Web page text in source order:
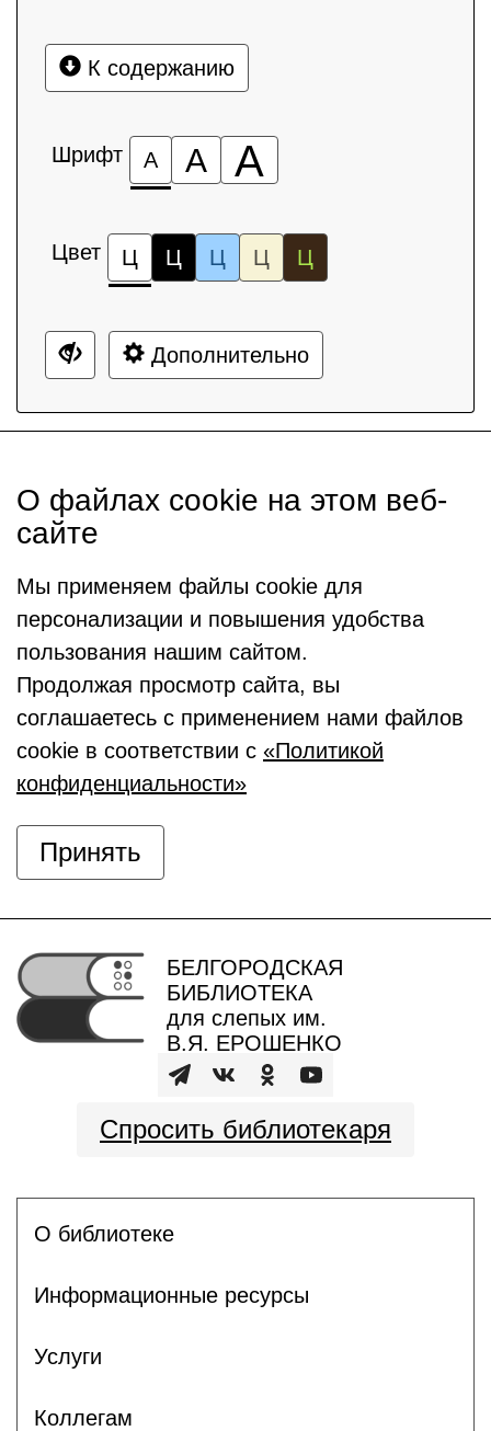
К содержанию
Шрифт А А А
Цвет Ц Ц Ц Ц Ц
Дополнительно
О файлах cookie на этом веб-
сайте
Мы применяем файлы cookie для
персонализации и повышения удобства
пользования нашим сайтом.
Продолжая просмотр сайта, вы
соглашаетесь с применением нами файлов
cookie в соответствии с «Политикой
конфиденциальности»
Принять
БЕЛГОРОДСКАЯ
БИБЛИОТЕКА
для слепых им.
В.Я. ЕРОШЕНКО
Спросить библиотекаря
О библиотеке
Информационные ресурсы
Услуги
Коллегам